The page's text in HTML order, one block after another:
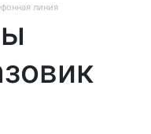
линия